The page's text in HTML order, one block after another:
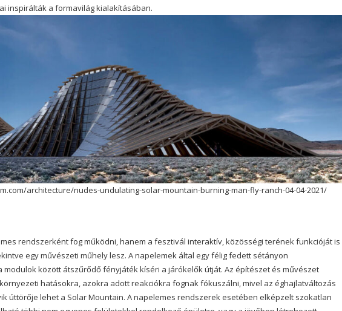
inspirálták a formavilág kialakításában.
architecture/nudes-undulating-solar-mountain-burning-man-fly-ranch-04-04-2021/
rendszerként fog működni, hanem a fesztivál interaktív, közösségi terének funkcióját is
egy művészeti műhely lesz. A napelemek által egy félig fedett sétányon
között átszűrődő fényjáték kíséri a járókelők útját. Az építészet és művészet
hatásokra, azokra adott reakciókra fognak fókuszálni, mivel az éghajlatváltozás
úttörője lehet a Solar Mountain. A napelemes rendszerek esetében elképzelt szokatlan